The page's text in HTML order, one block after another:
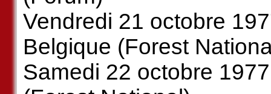
Vendredi 21 octobre
Belgique (Forest
Samedi 22 octobre